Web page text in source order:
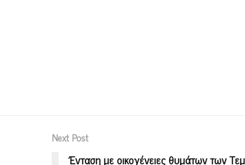
Next Post
Ένταση με οικογένειες θυμάτων των